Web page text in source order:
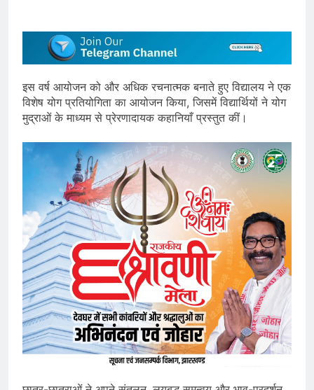
इस वर्ष आयोजन को और अधिक रचनात्मक बनाते हुए विद्यालय ने एक
विशेष योग प्रतियोगिता का आयोजन किया, जिसमें विद्यार्थियों ने योग
मुद्राओं के माध्यम से प्रेरणादायक कहानियाँ प्रस्तुत कीं।